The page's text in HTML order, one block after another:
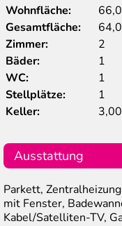
Wohnfläche:
Gesamtfläche:
Zimmer:
2
Bäder:
1
WC:
1
Stellplätze:
1
Keller:
Ausstattung
Parkett,
mit Fenster,
Kabel/Satelliten-TV,